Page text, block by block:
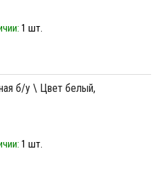
1 шт.
1 шт.